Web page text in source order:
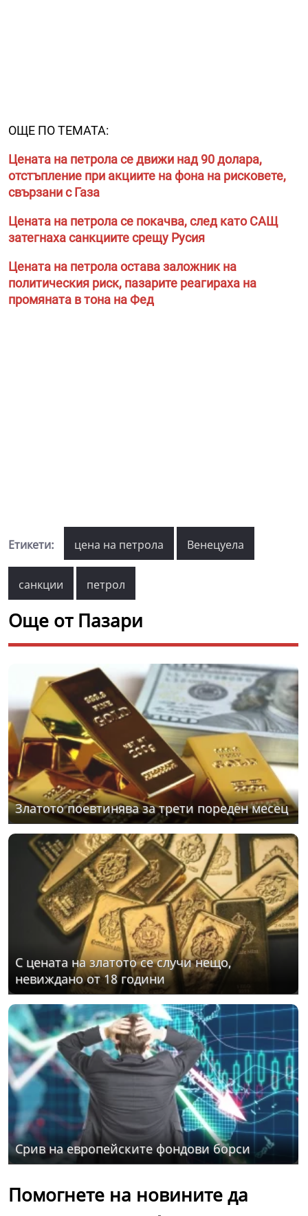
ОЩЕ ПО ТЕМАТА:
Цената на петрола се движи над 90 долара,
отстъпление при акциите на фона на рисковете,
свързани с Газа
Цената на петрола се покачва, след като САЩ
затегнаха санкциите срещу Русия
Цената на петрола остава заложник на
политическия риск, пазарите реагираха на
промяната в тона на Фед
Етикети: цена на петрола Венецуела
санкции петрол
Още от Пазари
Златото поевтинява за трети пореден месец
С цената на златото се случи нещо,
невиждано от 18 години
Срив на европейските фондови борси
Помогнете на новините да